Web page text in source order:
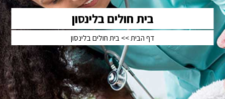
בית חולים בלינסון
דף הבית >> בית חולים בלינסון